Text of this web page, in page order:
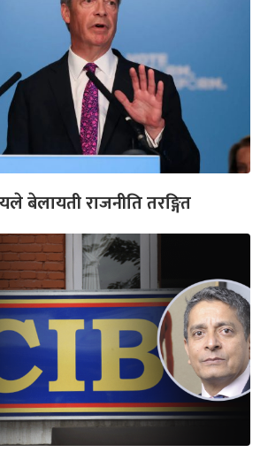
बेलायती राजनीति तरङ्गित